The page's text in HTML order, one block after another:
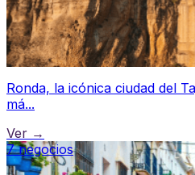
Ronda, la icónica ciudad del
má...
Ver →
7 negocios